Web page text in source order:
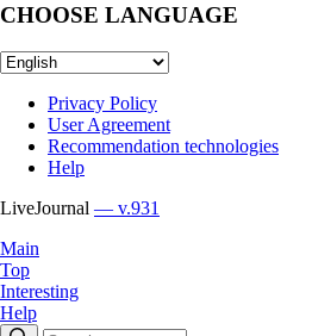
CHOOSE LANGUAGE
Privacy Policy
User Agreement
Recommendation technologies
Help
LiveJournal — v.931
Main
Top
Interesting
Help